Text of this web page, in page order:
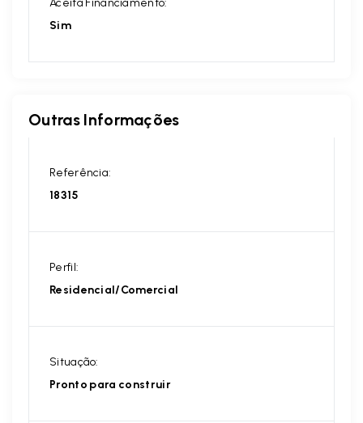
Aceita Financiamento:
Sim
Outras Informações
Referência:
18315
Perfil:
Residencial/Comercial
Situação:
Pronto para construir